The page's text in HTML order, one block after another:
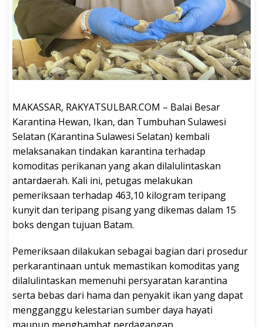
MAKASSAR, RAKYATSULBAR.COM – Balai Besar
Karantina Hewan, Ikan, dan Tumbuhan Sulawesi
Selatan (Karantina Sulawesi Selatan) kembali
melaksanakan tindakan karantina terhadap
komoditas perikanan yang akan dilalulintaskan
antardaerah. Kali ini, petugas melakukan
pemeriksaan terhadap 463,10 kilogram teripang
kunyit dan teripang pisang yang dikemas dalam 15
boks dengan tujuan Batam.
Pemeriksaan dilakukan sebagai bagian dari prosedur
perkarantinaan untuk memastikan komoditas yang
dilalulintaskan memenuhi persyaratan karantina
serta bebas dari hama dan penyakit ikan yang dapat
mengganggu kelestarian sumber daya hayati